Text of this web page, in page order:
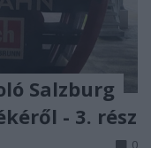
Salzburg
- 3. rész
0